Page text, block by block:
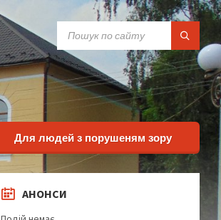
Для людей з порушеням зору
АНОНСИ